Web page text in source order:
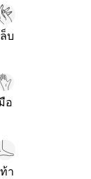
ล็บ
อ
ท้า